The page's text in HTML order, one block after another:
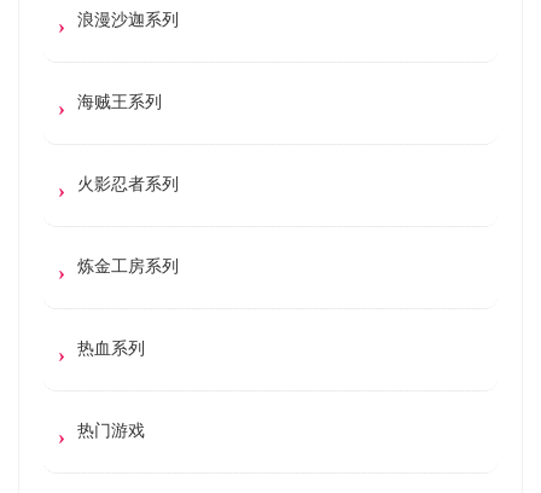
浪漫沙迦系列
海贼王系列
火影忍者系列
炼金工房系列
热血系列
热门游戏